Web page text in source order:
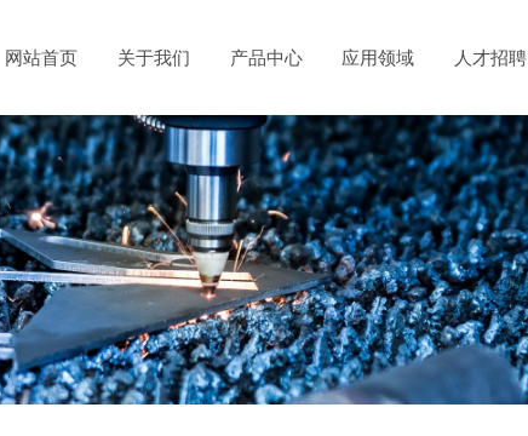
网站首页 关于我们 产品中心 应用领域 人才招聘